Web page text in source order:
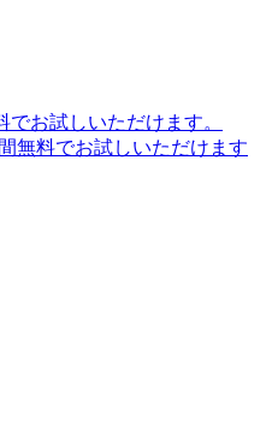
でお試しいただけます。
無料でお試しいただけます